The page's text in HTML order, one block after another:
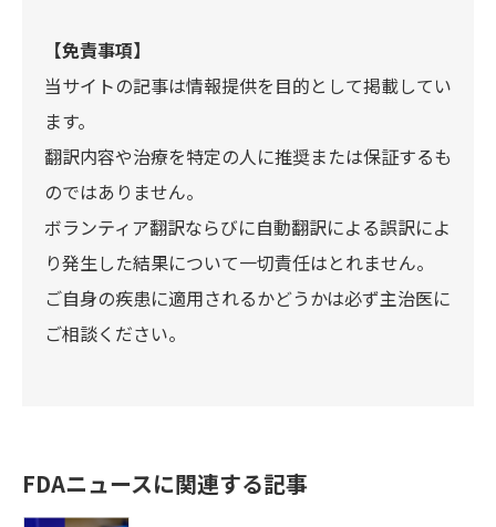
【免責事項】
当サイトの記事は情報提供を目的として掲載してい
ます。
翻訳内容や治療を特定の人に推奨または保証するも
のではありません。
ボランティア翻訳ならびに自動翻訳による誤訳によ
り発生した結果について一切責任はとれません。
ご自身の疾患に適用されるかどうかは必ず主治医に
ご相談ください。
FDAニュースに関連する記事